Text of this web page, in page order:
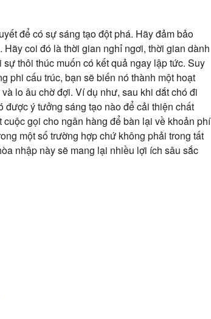
để có sự sáng tạo đột phá. Hãy đảm bảo
coi đó là thời gian nghỉ ngơi, thời gian dành
thôi thúc muốn có kết quả ngay lập tức. Suy
phi cấu trúc, bạn sẽ biến nó thành một hoạt
lo âu chờ đợi. Ví dụ như, sau khi dắt chó đi
được ý tưởng sáng tạo nào để cải thiện chất
gọi cho ngân hàng để bàn lại về khoản phí
một số trường hợp chứ không phải trong tất
nhập này sẽ mang lại nhiều lợi ích sâu sắc